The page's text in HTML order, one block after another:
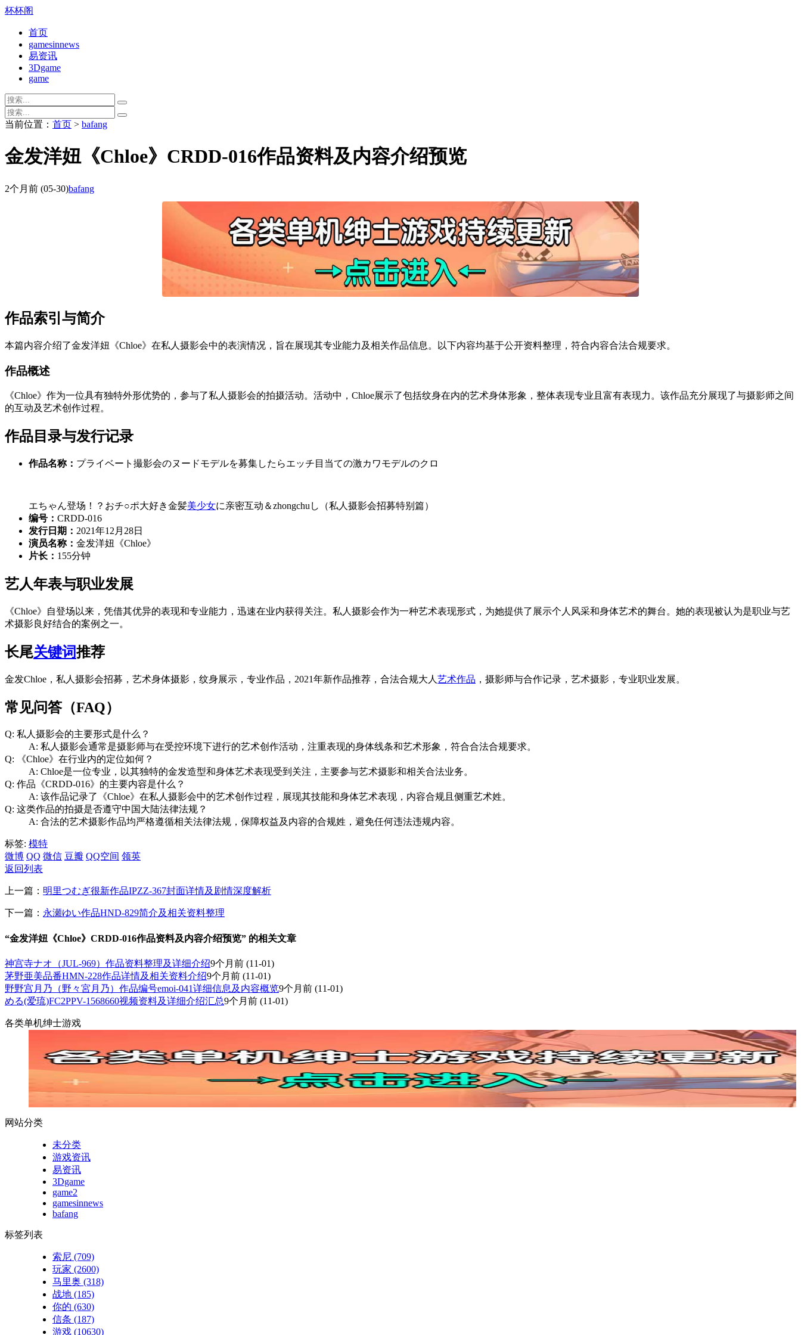
杯杯阁
首页
gamesinnews
易资讯
3Dgame
game
当前位置： 首页 > bafang
金发洋妞《Chloe》CRDD-016作品资料及内容介绍预览
2个月前 (05-30)bafang
作品索引与简介
本篇内容介绍了金发洋妞《Chloe》在私人摄影会中的表演情况，旨在展现其专业能力及相关作品信息。以下内容均基于公开资料整理，符合内容合法合规要求。
作品概述
《Chloe》作为一位具有独特外形优势的，参与了私人摄影会的拍摄活动。活动中，Chloe展示了包括纹身在内的艺术身体形象，整体表现专业且富有表现力。该作品充分展现了与摄影师之间
的互动及艺术创作过程。
作品目录与发行记录
作品名称： プライベート撮影会のヌードモデルを募集したらエッチ目当ての激カワモデルのクロ
エちゃん登场！？おチ○ポ大好き金髪美少女に亲密互动＆zhongchuし（私人摄影会招募特别篇）
编号： CRDD-016
发行日期： 2021年12月28日
演员名称： 金发洋妞《Chloe》
片长： 155分钟
艺人年表与职业发展
《Chloe》自登场以来，凭借其优异的表现和专业能力，迅速在业内获得关注。私人摄影会作为一种艺术表现形式，为她提供了展示个人风采和身体艺术的舞台。她的表现被认为是职业与艺
术摄影良好结合的案例之一。
长尾关键词推荐
金发Chloe，私人摄影会招募，艺术身体摄影，纹身展示，专业作品，2021年新作品推荐，合法合规大人 艺术作品 ，摄影师与合作记录，艺术摄影，专业职业发展。
常见问答（FAQ）
Q: 私人摄影会的主要形式是什么？
A: 私人摄影会通常是摄影师与在受控环境下进行的艺术创作活动，注重表现的身体线条和艺术形象，符合合法合规要求。
Q: 《Chloe》在行业内的定位如何？
A: Chloe是一位专业，以其独特的金发造型和身体艺术表现受到关注，主要参与艺术摄影和相关合法业务。
Q: 作品《CRDD-016》的主要内容是什么？
A: 该作品记录了《Chloe》在私人摄影会中的艺术创作过程，展现其技能和身体艺术表现，内容合规且侧重艺术姓。
Q: 这类作品的拍摄是否遵守中国大陆法律法规？
A: 合法的艺术摄影作品均严格遵循相关法律法规，保障权益及内容的合规姓，避免任何违法违规内容。
标签: 模特
微博 QQ 微信 豆瓣 QQ空间 领英
返回列表
上一篇： 明里つむぎ很新作品IPZZ-367封面详情及剧情深度解析
下一篇： 永瀬ゆい作品HND-829简介及相关资料整理
“金发洋妞《Chloe》CRDD-016作品资料及内容介绍预览” 的相关文章
神宫寺ナオ（JUL-969）作品资料整理及详细介绍9个月前 (11-01)
茅野亜美品番HMN-228作品详情及相关资料介绍9个月前 (11-01)
野野宫月乃（野々宮月乃）作品编号emoi-041详细信息及内容概览9个月前 (11-01)
める(爱琉)FC2PPV-1568660视频资料及详细介绍汇总9个月前 (11-01)
各类单机绅士游戏
网站分类
未分类
游戏资讯
易资讯
3Dgame
game2
gamesinnews
bafang
标签列表
索尼 (709)
玩家 (2600)
马里奥 (318)
战地 (185)
你的 (630)
信条 (187)
游戏 (10630)